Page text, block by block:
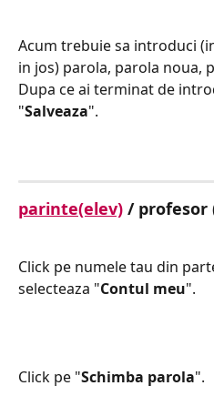
Acum trebuie sa introduci
in jos) parola, parola noua,
Dupa ce ai terminat de
"Salveaza".
parinte(elev) / profesor
Click pe numele tau din
selecteaza "Contul meu".
Click pe "Schimba parola".